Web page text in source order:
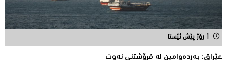
1 رۆژ پێش ئێستا
عێراق: به‌رده‌وامین له‌ فرۆشتنی نه‌وت